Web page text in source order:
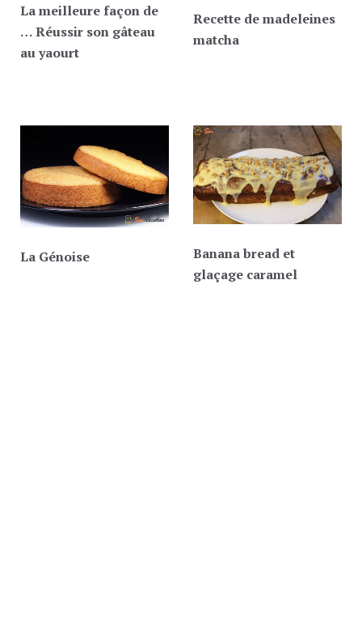
La meilleure façon de
… Réussir son gâteau
au yaourt
Recette de madeleines
matcha
La Génoise
Banana bread et
glaçage caramel